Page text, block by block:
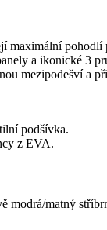
maximální pohodlí
a ikonické 3
mezipodešví a
podšívka.
z EVA.
modrá/matný